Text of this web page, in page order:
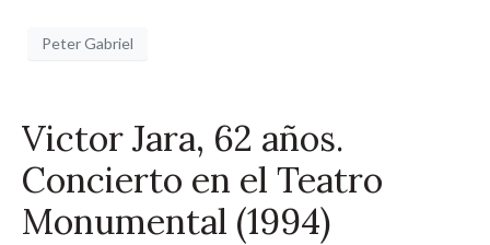
Peter Gabriel
Victor Jara, 62 años.
Concierto en el Teatro
Monumental (1994)